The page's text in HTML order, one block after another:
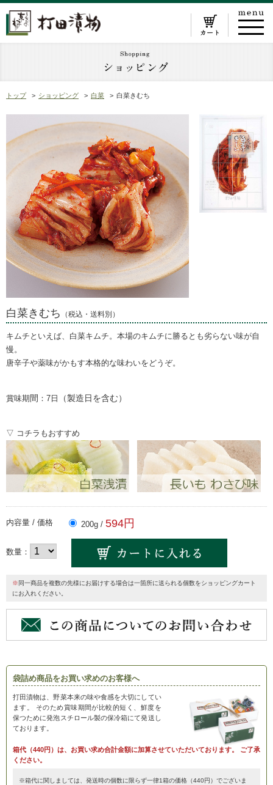
トップ ショッピング 白菜 白菜きむち
白菜きむち （税込・送料別）
キムチといえば、白菜キムチ。 本場のキムチに勝るとも劣らない味が自
慢。
唐辛子や薬味がかもす本格的な味わいをどうぞ。
賞味期間 ：7日 （製造日を含む）
▽ コチラもおすすめ
内容量 / 価格 200g / 594円
数量：
※ 同一商品を複数の先様にお届けする場合は一箇所に送られる個数をショッピングカート
にお入れください。
袋詰め商品をお買い求めのお客様へ
打田漬物は、野菜本来の味や食感を大切にしてい
ます。
そのため賞味期間が比較的短く、鮮度を
保つために発泡スチロール製の保冷箱にて発送し
ております。
箱代（440円）は、お買い求め合計金額に加算させていただいております。
ご了承
ください。
※箱代に関しましては、発送時の個数に限らず一律1箱の価格（440円）でございま